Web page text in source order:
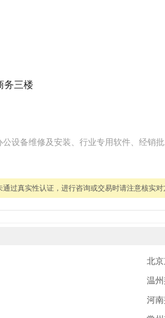
务三楼
设备维修及安装、行业专用软件、经销
过真实性认证，进行咨询或交易时请注意核实对
北京
温
河南